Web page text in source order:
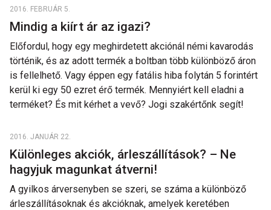
2016. FEBRUÁR 5.
Mindig a kiírt ár az igazi?
Előfordul, hogy egy meghirdetett akciónál némi kavarodás
történik, és az adott termék a boltban több különböző áron
is fellelhető. Vagy éppen egy fatális hiba folytán 5 forintért
kerül ki egy 50 ezret érő termék. Mennyiért kell eladni a
terméket? És mit kérhet a vevő? Jogi szakértőnk segít!
2016. JANUÁR 22.
Különleges akciók, árleszállítások? – Ne
hagyjuk magunkat átverni!
A gyilkos árversenyben se szeri, se száma a különböző
árleszállításoknak és akcióknak, amelyek keretében